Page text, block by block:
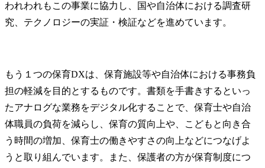
われわれもこの事業に協力し、国や自治体における調査研
究、テクノロジーの実証・検証などを進めています。
もう１つの保育DXは、保育施設等や自治体における事務負
担の軽減を目的とするものです。書類を手書きするといっ
たアナログな業務をデジタル化することで、保育士や自治
体職員の負荷を減らし、保育の質向上や、こどもと向き合
う時間の増加、保育士の働きやすさの向上などにつなげよ
うと取り組んでいます。また、保護者の方が保育制度につ